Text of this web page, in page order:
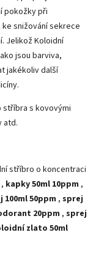
pokožky při
snižování sekrece
Jelikož Koloidní
jsou barviva,
jakékoliv další
stříbra s kovovými
atd.
stříbro o koncentraci
, kapky 50ml 10ppm ,
100ml 50ppm , sprej
20ppm , sprej
zlato 50ml